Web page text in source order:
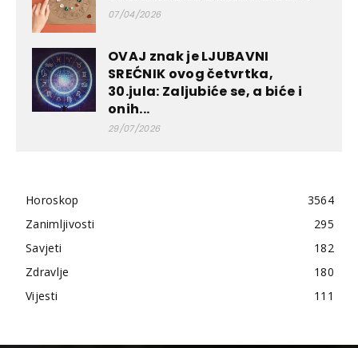
07/04/2026
OVAJ znak je LJUBAVNI
SREĆNIK ovog četvrtka,
30.jula: Zaljubiće se, a biće i
onih...
29/07/2026
Horoskop
3564
Zanimljivosti
295
Savjeti
182
Zdravlje
180
Vijesti
111